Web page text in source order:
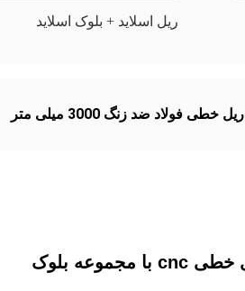
ریل اسلاید + بلوک اسلاید
ریل خطی فولاد ضد زنگ 3000 میلی متر